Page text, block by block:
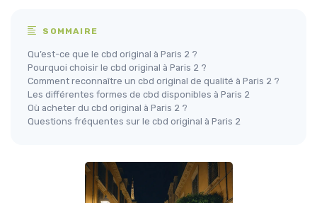
SOMMAIRE
Qu’est-ce que le cbd original à Paris 2 ?
Pourquoi choisir le cbd original à Paris 2 ?
Comment reconnaître un cbd original de qualité à Paris 2 ?
Les différentes formes de cbd disponibles à Paris 2
Où acheter du cbd original à Paris 2 ?
Questions fréquentes sur le cbd original à Paris 2